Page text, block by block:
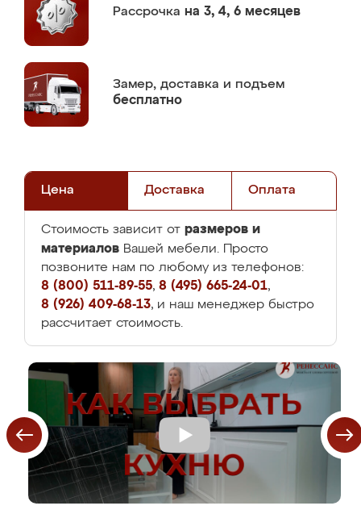
Рассрочка на 3, 4, 6 месяцев
Замер, доставка и подъем
бесплатно
Цена Доставка Оплата
Стоимость зависит от размеров и
материалов Вашей мебели. Просто
позвоните нам по любому из телефонов:
8 (800) 511-89-55, 8 (495) 665-24-01,
8 (926) 409-68-13, и наш менеджер быстро
рассчитает стоимость.